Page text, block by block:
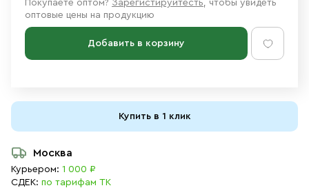
Покупаете оптом? Зарегистируйтесть, чтобы увидеть
оптовые цены на продукцию
Добавить в корзину
Купить в 1 клик
Москва
Курьером: 1 000 ₽
СДЕК: по тарифам ТК